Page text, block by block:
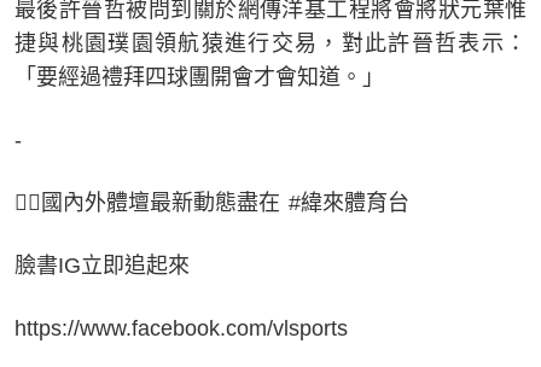
最後許晉哲被問到關於網傳洋基工程將會將狀元葉惟
捷與桃園璞園領航猿進行交易，對此許晉哲表示：
「要經過禮拜四球團開會才會知道。」
-
👉🏻國內外體壇最新動態盡在 #緯來體育台
臉書IG立即追起來
https://www.facebook.com/vlsports